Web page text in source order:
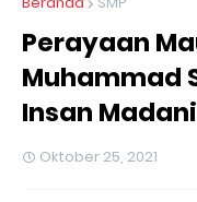
Perayaan
Muhammad
Insan
Oktober 25, 2021